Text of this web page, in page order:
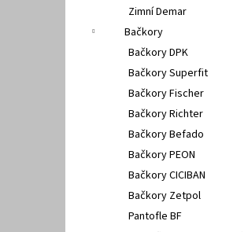
Zimní Demar
Bačkory
Bačkory DPK
Bačkory Superfit
Bačkory Fischer
Bačkory Richter
Bačkory Befado
Bačkory PEON
Bačkory CICIBAN
Bačkory Zetpol
Pantofle BF